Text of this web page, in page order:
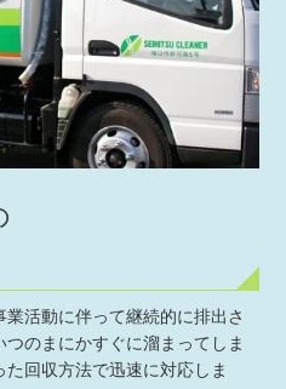
活動に伴って継続的に排出さ
のまにかすぐに溜まってしま
回収方法で迅速に対応しま